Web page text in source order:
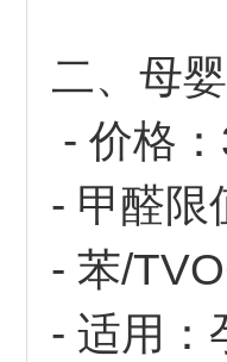
二、母
- 价格
- 甲醛限
- 苯/
- 适用：